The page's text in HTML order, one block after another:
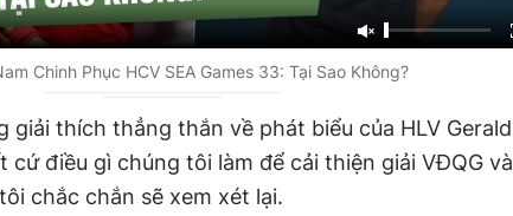
Chinh Phục HCV SEA Games 33: Tại Sao Không?
giải thích thẳng thắn về phát biểu của HLV Gerald
cứ điều gì chúng tôi làm để cải thiện giải VĐQG và
chắc chắn sẽ xem xét lại.